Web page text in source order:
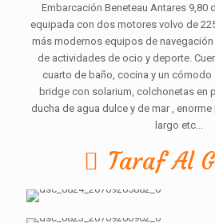
Embarcación Beneteau Antares 9,80
equipada con dos motores volvo de
más modernos equipos de
de actividades de ocio y deporte.
cuarto de baño, cocina y un
bridge con solarium, colchonetas en
ducha de agua dulce y de mar ,
largo etc...
Taraf Al